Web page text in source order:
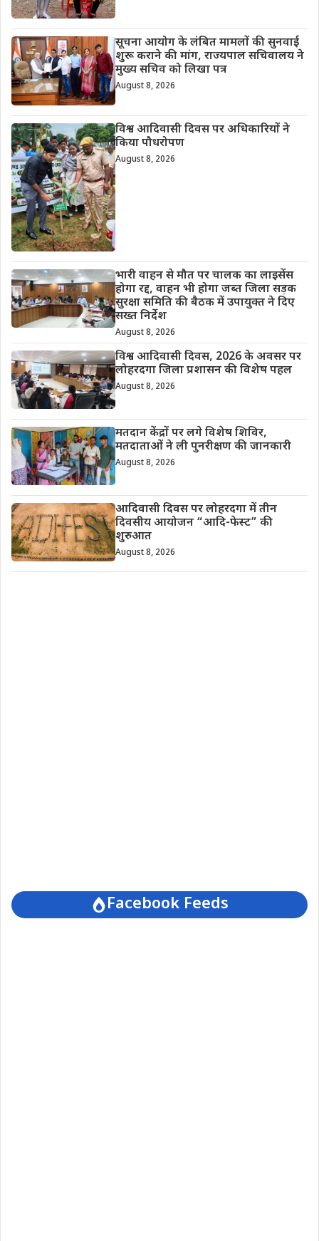
सूचना आयोग के लंबित मामलों की सुनवाई
शुरू कराने की मांग, राज्यपाल सचिवालय ने
मुख्य सचिव को लिखा पत्र
August 8, 2026
विश्व आदिवासी दिवस पर अधिकारियों ने
किया पौधरोपण
August 8, 2026
भारी वाहन से मौत पर चालक का लाइसेंस
होगा रद्द, वाहन भी होगा जब्त जिला सड़क
सुरक्षा समिति की बैठक में उपायुक्त ने दिए
सख्त निर्देश
August 8, 2026
विश्व आदिवासी दिवस, 2026 के अवसर पर
लोहरदगा जिला प्रशासन की विशेष पहल
August 8, 2026
मतदान केंद्रों पर लगे विशेष शिविर,
मतदाताओं ने ली पुनरीक्षण की जानकारी
August 8, 2026
आदिवासी दिवस पर लोहरदगा में तीन
दिवसीय आयोजन “आदि-फेस्ट” की
शुरुआत
August 8, 2026
Facebook Feeds